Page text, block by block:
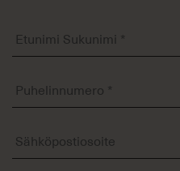
Sukunimi
*
*